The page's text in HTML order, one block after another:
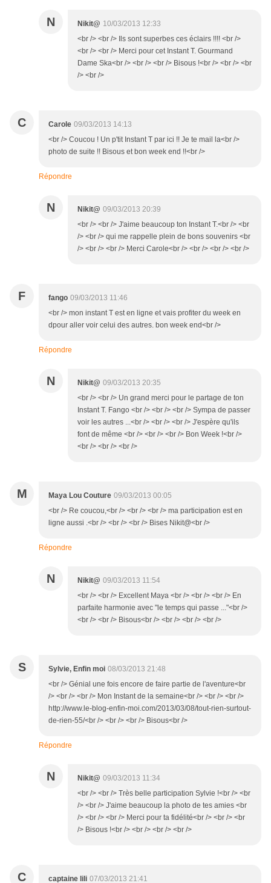
N Nikit@ 10/03/2013 12:33
<br /> <br /> Ils sont superbes ces éclairs !!!! <br />
<br /> <br /> Merci pour cet Instant T. Gourmand
Dame Ska<br /> <br /> <br /> Bisous !<br /> <br /> <br
/> <br />
C Carole 09/03/2013 14:13
<br /> Coucou ! Un p'tit Instant T par ici !! Je te mail la<br />
photo de suite !! Bisous et bon week end !!<br />
Répondre
N Nikit@ 09/03/2013 20:39
<br /> <br /> J'aime beaucoup ton Instant T.<br /> <br
/> <br /> qui me rappelle plein de bons souvenirs <br
/> <br /> <br /> Merci Carole<br /> <br /> <br /> <br />
F fango 09/03/2013 11:46
<br /> mon instant T est en ligne et vais profiter du week en
dpour aller voir celui des autres. bon week end<br />
Répondre
N Nikit@ 09/03/2013 20:35
<br /> <br /> Un grand merci pour le partage de ton
Instant T. Fango <br /> <br /> <br /> Sympa de passer
voir les autres ...<br /> <br /> <br /> J'espère qu'ils
font de même <br /> <br /> <br /> Bon Week !<br />
<br /> <br /> <br />
M Maya Lou Couture 09/03/2013 00:05
<br /> Re coucou,<br /> <br /> <br /> ma participation est en
ligne aussi .<br /> <br /> <br /> Bises Nikit@<br />
Répondre
N Nikit@ 09/03/2013 11:54
<br /> <br /> Excellent Maya <br /> <br /> <br /> En
parfaite harmonie avec "le temps qui passe ..."<br />
<br /> <br /> Bisous<br /> <br /> <br /> <br />
S Sylvie, Enfin moi 08/03/2013 21:48
<br /> Génial une fois encore de faire partie de l'aventure<br
/> <br /> <br /> Mon Instant de la semaine<br /> <br /> <br />
http://www.le-blog-enfin-moi.com/2013/03/08/tout-rien-surtout-
de-rien-55/<br /> <br /> <br /> Bisous<br />
Répondre
N Nikit@ 09/03/2013 11:34
<br /> <br /> Très belle participation Sylvie !<br /> <br
/> <br /> J'aime beaucoup la photo de tes amies <br
/> <br /> <br /> Merci pour ta fidélité<br /> <br /> <br
/> Bisous !<br /> <br /> <br /> <br />
C captaine lili 07/03/2013 21:41